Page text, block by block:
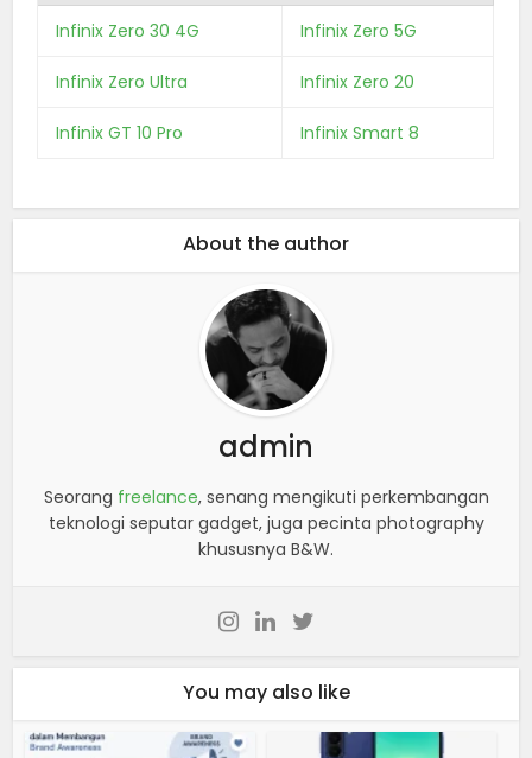
Infinix Zero 30 4G Infinix Zero 5G
Infinix Zero Ultra Infinix Zero 20
Infinix GT 10 Pro Infinix Smart 8
About the author
admin
Seorang freelance, senang mengikuti perkembangan
teknologi seputar gadget, juga pecinta photography
khususnya B&W.
You may also like